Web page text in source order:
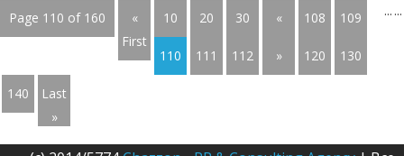
Page 110 of 160
«
First
...
10 20 30 « 108 109
110 111 112 » 120 130
140
...
Last
»